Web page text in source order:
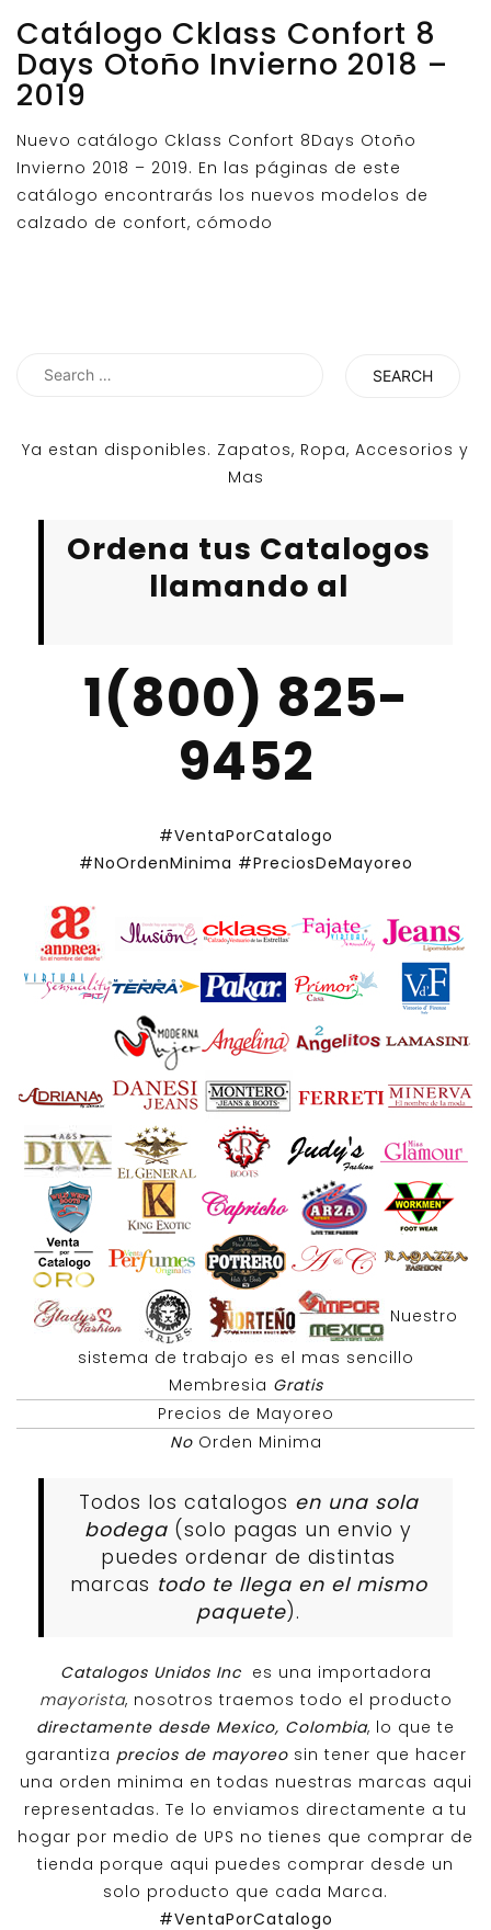
Catálogo Cklass Confort 8
Days Otoño Invierno 2018 –
2019
Nuevo catálogo Cklass Confort 8Days Otoño
Invierno 2018 – 2019. En las páginas de este
catálogo encontrarás los nuevos modelos de
calzado de confort, cómodo
Search
Ya estan disponibles. Zapatos, Ropa, Accesorios y
Mas
Ordena tus Catalogos
llamando al
1(800) 825-
9452
#VentaPorCatalogo
#NoOrdenMinima #PreciosDeMayoreo
Nuestro
sistema de trabajo es el mas sencillo
Membresia Gratis
Precios de Mayoreo
NoOrden Minima
Todos los catalogos en una sola
bodega (solo pagas un envio y
puedes ordenar de distintas
marcas todo te llega en el mismo
paquete).
Catalogos Unidos Inc es una importadora
mayorista, nosotros traemos todo el producto
directamente desde Mexico, Colombia, lo que te
garantiza precios de mayoreosin tener que hacer
una orden minima en todas nuestras marcas aqui
representadas. Te lo enviamos directamente a tu
hogar por medio de UPS no tienes que comprar de
tienda porque aqui puedes comprar desde un
solo producto que cada Marca.
#VentaPorCatalogo